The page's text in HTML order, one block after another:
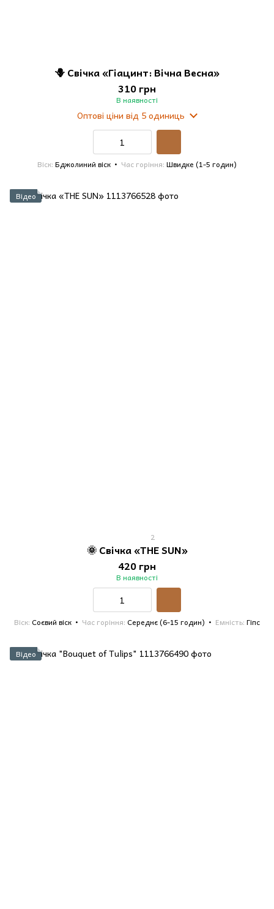
🪻 Свічка «Гіацинт: Вічна Весна»
310 грн
В наявності
Оптові ціни від 5 одиниць
Віск Бджолиний віск Час горіння Швидке (1-5 годин)
Відео
2
🌞 Свічка «THE SUN»
420 грн
В наявності
Віск Соєвий віск Час горіння Середнє (6-15 годин) Емність Гіпс
Відео